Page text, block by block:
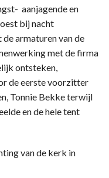
aanjagende en
bij nacht
armaturen van de
met de firma
ontsteken,
de eerste voorzitter
Tonnie Bekke terwijl
en de hele tent
van de kerk in